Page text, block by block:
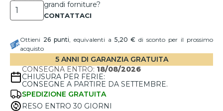
grandi forniture?
Ottieni 26punti, equivalenti a 5,20 € di sconto per il prossimo
acquisto
5 ANNI DI GARANZIA GRATUITA
CONSEGNA ENTRO: 18/08/2026
CHIUSURA PER FERIE:
CONSEGNE A PARTIRE DA SETTEMBRE.
SPEDIZIONE GRATUITA
RESO ENTRO 30 GIORNI